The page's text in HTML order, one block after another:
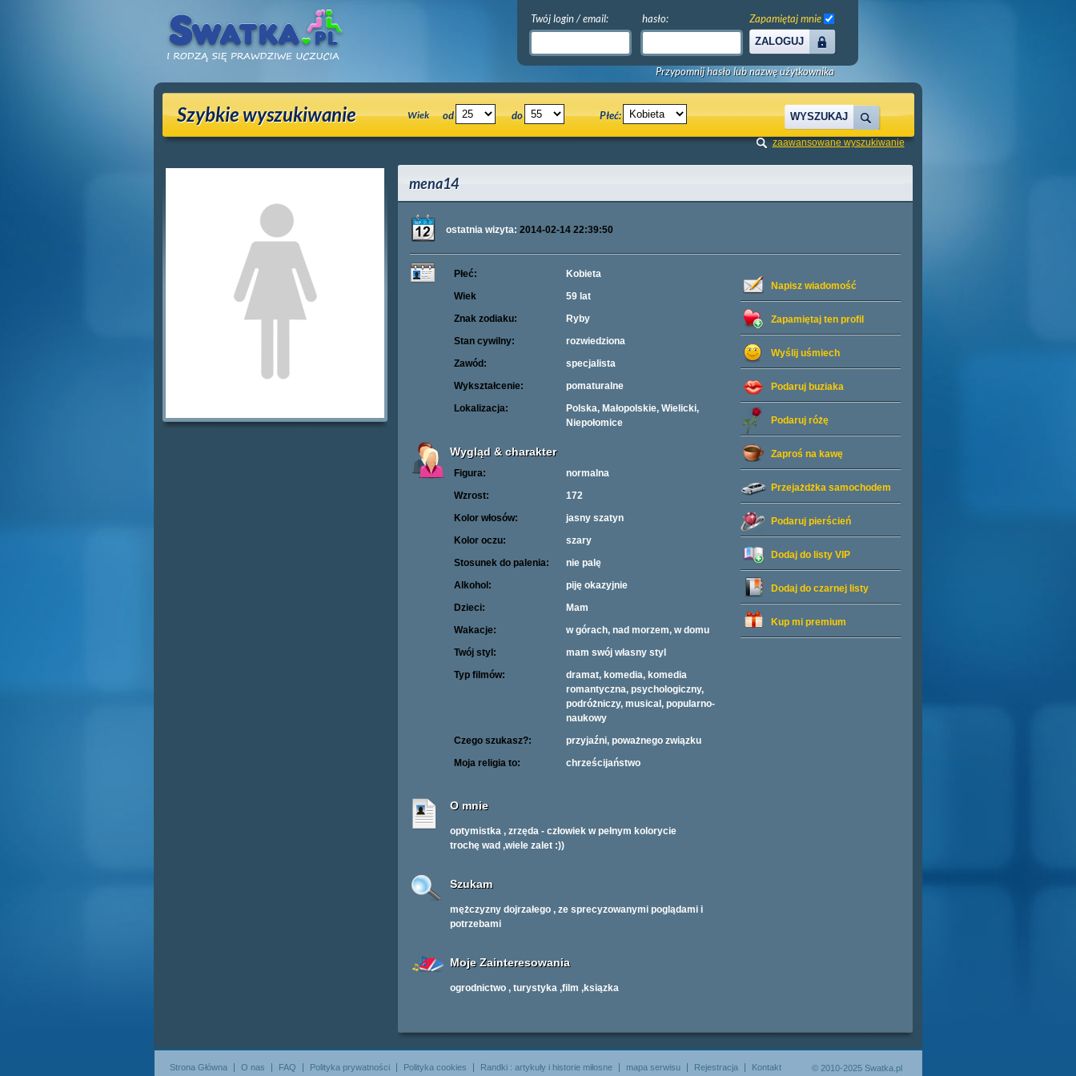
Twój login / email: hasło:
ZALOGUJ
Zapamiętaj mnie
Przypomnij hasło lub nazwę użytkownika
Szybkie wyszukiwanie Wiek od do Płeć: WYSZUKAJ
zaawansowane wyszukiwanie
mena14
ostatnia wizyta: 2014-02-14 22:39:50
Napisz wiadomość
Zapamiętaj ten profil
Wyślij uśmiech
Podaruj buziaka
Podaruj różę
Zaproś na kawę
Przejażdżka samochodem
Podaruj pierścień
Dodaj do listy VIP
Dodaj do czarnej listy
Kup mi premium
Płeć:
Kobieta
Wiek
59 lat
Znak zodiaku:
Ryby
Stan cywilny:
rozwiedziona
Zawód:
specjalista
Wykształcenie:
pomaturalne
Lokalizacja:
Polska, Małopolskie, Wielicki,
Niepołomice
Wygląd & charakter
Figura:
normalna
Wzrost:
172
Kolor włosów:
jasny szatyn
Kolor oczu:
szary
Stosunek do palenia:
nie palę
Alkohol:
piję okazyjnie
Dzieci:
Mam
Wakacje:
w górach, nad morzem, w domu
Twój styl:
mam swój własny styl
Typ filmów:
dramat, komedia, komedia
romantyczna, psychologiczny,
podróżniczy, musical, popularno-
naukowy
Czego szukasz?:
przyjaźni, poważnego związku
Moja religia to:
chrześcijaństwo
O mnie
optymistka , zrzęda - człowiek w pełnym kolorycie
trochę wad ,wiele zalet :))
Szukam
mężczyzny dojrzałego , ze sprecyzowanymi poglądami i
potrzebami
Moje Zainteresowania
ogrodnictwo , turystyka ,film ,ksiązka
Strona Główna O nas FAQ Polityka prywatności Polityka cookies Randki : artykuły i historie miłosne mapa serwisu Rejestracja Kontakt © 2010-2025 Swatka.pl